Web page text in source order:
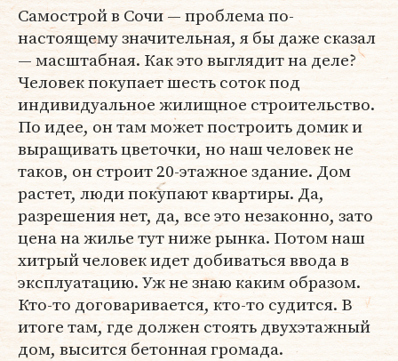
Самострой в Сочи — проблема по-
настоящему значительная, я бы даже сказал
— масштабная. Как это выглядит на деле?
Человек покупает шесть соток под
индивидуальное жилищное строительство.
По идее, он там может построить домик и
выращивать цветочки, но наш человек не
таков, он строит 20-этажное здание. Дом
растет, люди покупают квартиры. Да,
разрешения нет, да, все это незаконно, зато
цена на жилье тут ниже рынка. Потом наш
хитрый человек идет добиваться ввода в
эксплуатацию. Уж не знаю каким образом.
Кто-то договаривается, кто-то судится. В
итоге там, где должен стоять двухэтажный
дом, высится бетонная громада.